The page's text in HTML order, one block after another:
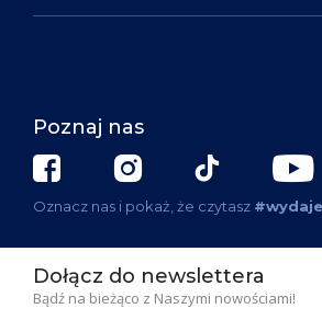
Poznaj nas
Oznacz nas i pokaż, że czytasz
Dołącz do newslettera
Bądź na bieżąco z Naszymi nowościami!